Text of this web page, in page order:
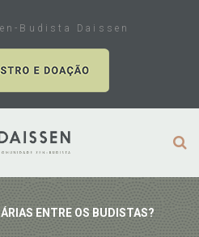
Budista Daissen
ENTRE OS BUDISTAS?